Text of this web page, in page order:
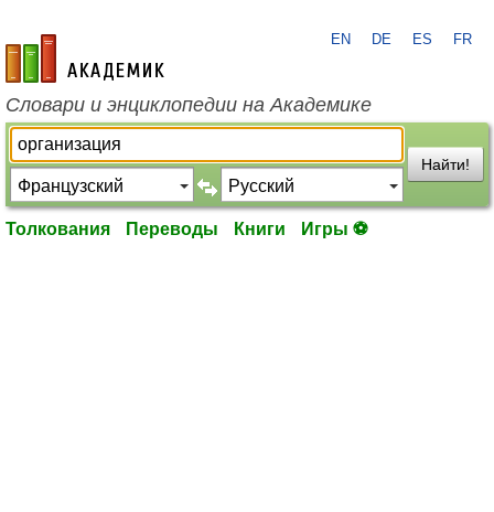
academic.ru
EN DE ES FR
Словари и энциклопедии на Академике
Найти!
Толкования Переводы Книги Игры ⚽